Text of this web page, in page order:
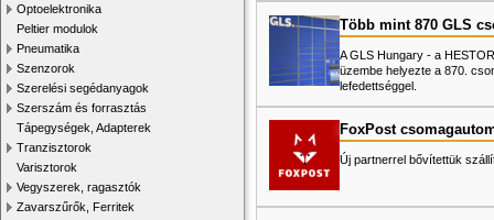
Optoelektronika
Peltier modulok
Pneumatika
Szenzorok
Szerelési segédanyagok
Szerszám és forrasztás
Tápegységek, Adapterek
Tranzisztorok
Varisztorok
Vegyszerek, ragasztók
Zavarszűrők, Ferritek
Több mint 870 GLS
A GLS Hungary - a
üzembe helyezte a 870.
lefedettséggel.
FoxPost
Új partnerrel bővítettük